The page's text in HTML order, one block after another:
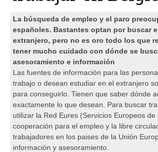
La búsqueda de empleo y el paro
españoles. Bastantes optan por buscar
extranjero, pero no es oro todo los que
tener mucho cuidado con dónde se
asesoramiento e información
Las fuentes de información para las
trabajo o desean estudiar en el extranjero
para conseguirlo. Tienen que saber dónde
exactamente lo que desean. Para buscar
utilizar la Red Eures (Servicios Europeos
cooperación para el empleo y la libre
trabajadores en los paises de la Unión
información y asesoramiento.